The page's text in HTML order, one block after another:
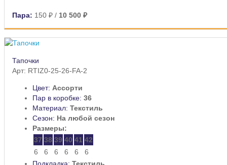
Пара: 150 ₽ / 10 500 ₽
Тапочки
Арт: RTIZ0-25-26-FA-2
Цвет: Ассорти
Пар в коробке: 36
Материал: Текстиль
Сезон: На любой сезон
Размеры:
37 38 39 40 41 42
6
6 6 6 6
6